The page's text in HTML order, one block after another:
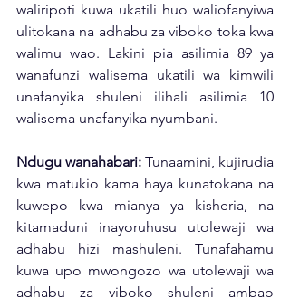
waliripoti kuwa ukatili huo waliofanyiwa
ulitokana na adhabu za viboko toka kwa
walimu wao. Lakini pia asilimia 89 ya
wanafunzi walisema ukatili wa kimwili
unafanyika shuleni ilihali asilimia 10
walisema unafanyika nyumbani.
Ndugu wanahabari: Tunaamini, kujirudia
kwa matukio kama haya kunatokana na
kuwepo kwa mianya ya kisheria, na
kitamaduni inayoruhusu utolewaji wa
adhabu hizi mashuleni. Tunafahamu
kuwa upo mwongozo wa utolewaji wa
adhabu za viboko shuleni ambao